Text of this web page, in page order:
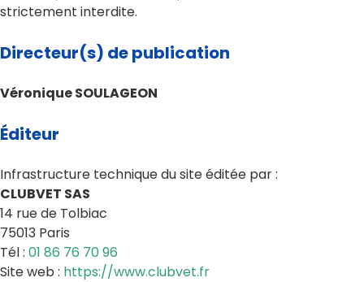
strictement interdite.
Directeur(s) de publication
Véronique SOULAGEON
Éditeur
Infrastructure technique du site éditée par :
CLUBVET SAS
14 rue de Tolbiac
75013 Paris
Tél : 01 86 76 70 96
Site web : https://www.clubvet.fr